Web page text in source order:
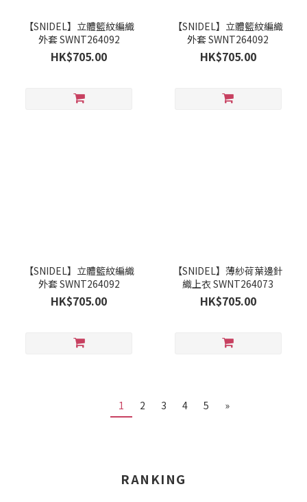
【SNIDEL】立體籃紋編織
外套 SWNT264092
HK$705.00
【SNIDEL】立體籃紋編織
外套 SWNT264092
HK$705.00
【SNIDEL】立體籃紋編織
外套 SWNT264092
HK$705.00
【SNIDEL】薄紗荷葉邊針
織上衣 SWNT264073
HK$705.00
1 2 3 4 5 »
RANKING